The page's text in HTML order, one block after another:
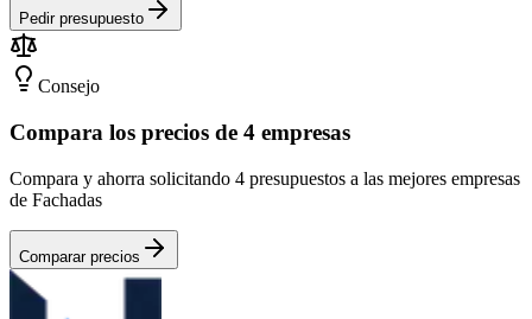
Pedir presupuesto
Consejo
Compara los precios de 4 empresas
Compara y ahorra solicitando 4 presupuestos a las mejores empresas
de Fachadas
Comparar precios